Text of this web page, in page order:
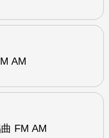
AM
FM AM